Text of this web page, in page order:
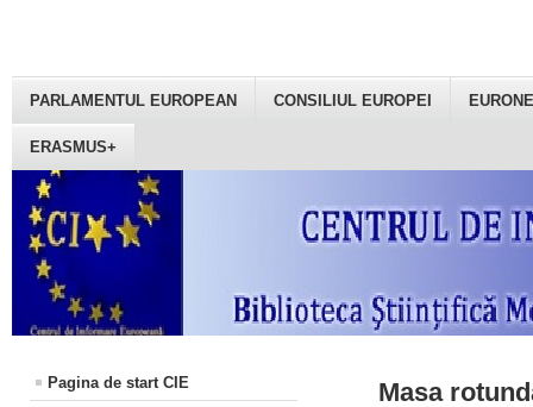
PARLAMENTUL EUROPEAN CONSILIUL EUROPEI
ERASMUS+
Pagina de start CIE
Masa